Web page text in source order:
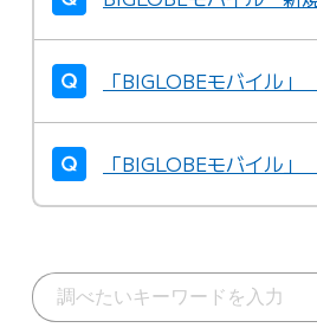
「BIGLOBEモバイル
「BIGLOBEモバイル